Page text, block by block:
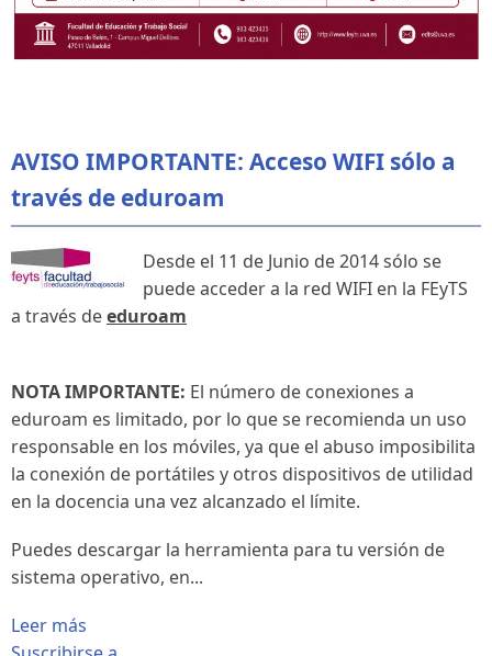
AVISO IMPORTANTE: Acceso WIFI sólo a
través de eduroam
Desde el 11 de Junio de 2014 sólo se
puede acceder a la red WIFI en la FEyTS
a través deeduroam
NOTA IMPORTANTE: El número de conexiones a
eduroam es limitado, por lo que se recomienda un uso
responsable en los móviles, ya que el abuso imposibilita
la conexión de portátiles y otros dispositivos de utilidad
en la docencia una vez alcanzado el límite.
Puedes descargar la herramienta para tu versión de
sistema operativo, en...
Leer más